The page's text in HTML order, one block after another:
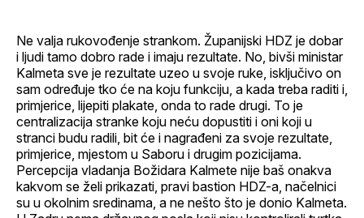
Ne valja rukovođenje strankom. Županijski HDZ je dobar
i ljudi tamo dobro rade i imaju rezultate. No, bivši ministar
Kalmeta sve je rezultate uzeo u svoje ruke, isključivo on
sam određuje tko će na koju funkciju, a kada treba raditi i,
primjerice, lijepiti plakate, onda to rade drugi. To je
centralizacija stranke koju neću dopustiti i oni koji u
stranci budu radili, bit će i nagrađeni za svoje rezultate,
primjerice, mjestom u Saboru i drugim pozicijama.
Percepcija vladanja Božidara Kalmete nije baš onakva
kakvom se želi prikazati, pravi bastion HDZ-a, načelnici
su u okolnim sredinama, a ne nešto što je donio Kalmeta.